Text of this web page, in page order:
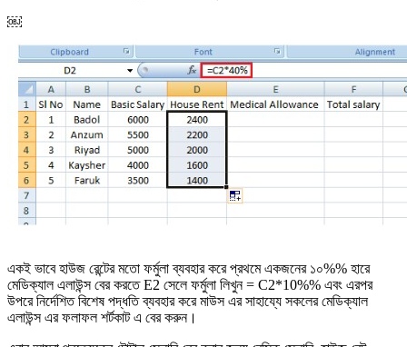
￼
একই ভাবে হাউজ রেন্টের মতো ফর্মুলা ব্যবহার করে প্রথমে একজনের ১০%% হারে
মেডিক্যাল এলাউন্স বের করতে E2 সেলে ফর্মুলা লিখুন = C2*10%% এবং এরপর
উপরে নির্দেশিত বিশেষ পদ্ধতি ব্যবহার করে মাউস এর সাহায্যে সকলের মেডিক্যাল
এলাউন্স এর ফলাফল শর্টকাট এ বের করুন।